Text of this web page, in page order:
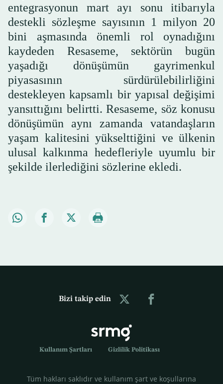
entegrasyonun mart ayı sonu itibarıyla
destekli sözleşme sayısının 1 milyon 20
bini aşmasında önemli rol oynadığını
kaydeden Resaseme, sektörün bugün
yaşadığı dönüşümün gayrimenkul
piyasasının sürdürülebilirliğini
destekleyen kapsamlı bir yapısal değişimi
yansıttığını belirtti. Resaseme, söz konusu
dönüşümün aynı zamanda vatandaşların
yaşam kalitesini yükselttiğini ve ülkenin
ulusal kalkınma hedefleriyle uyumlu bir
şekilde ilerlediğini sözlerine ekledi.
Bizi takip edin
Kullanım Şartları Gizlilik Politikası
Tüm hakları saklıdır ve kullanım şart ve koşullarına